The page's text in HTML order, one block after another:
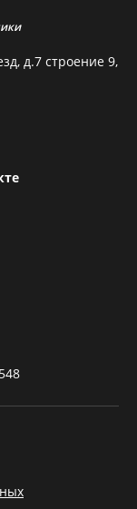
д.7 строение 9,